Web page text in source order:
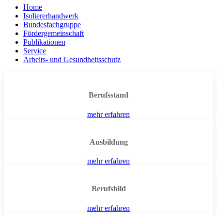
Home
Isoliererhandwerk
Bundesfachgruppe
Fördergemeinschaft
Publikationen
Service
Arbeits- und Gesundheitsschutz
Berufsstand
mehr erfahren
Ausbildung
mehr erfahren
Berufsbild
mehr erfahren